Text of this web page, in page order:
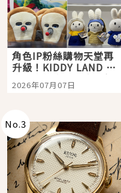
角色IP粉絲購物天堂再
升級！KIDDY LAND 原
宿店吉伊卡哇迎客，新
開幕 OMOKADO 店3分
2026年07月07日
No.3